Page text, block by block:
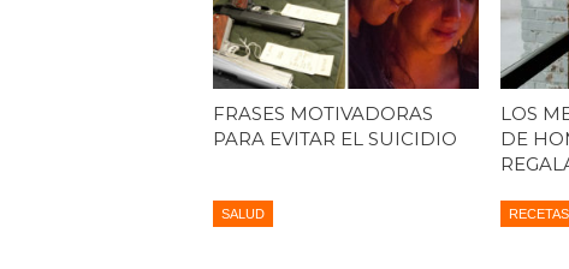
FRASES MOTIVADORAS
PARA EVITAR EL SUICIDIO
LOS
DE
SALUD RECETAS